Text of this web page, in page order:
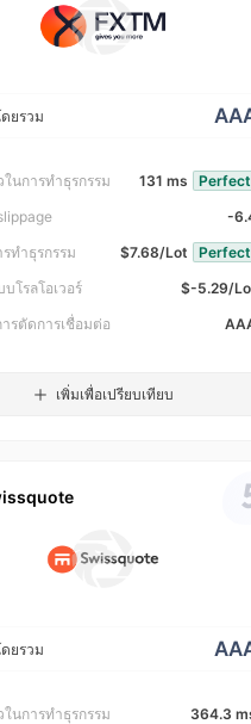
ยรวม
ในการทำธุรกรรม 131 ms
Perfect
-
ทำธุรกรรม
$7.68/Lot
Perfect
โรลโอเวอร์
$-5.29/
รตัดการเชื่อมต่อ
เพิ่มเพื่อเปรียบเทียบ
ยรวม
ในการทำธุรกรรม
364.3